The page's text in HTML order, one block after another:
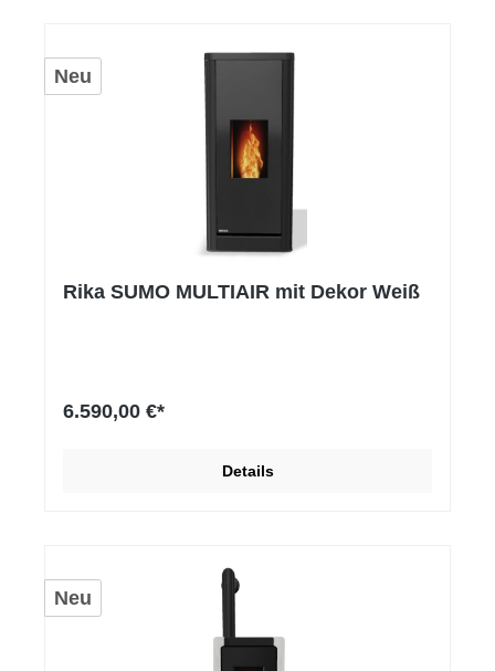
Neu
Rika SUMO MULTIAIR mit Dekor Weiß
6.590,00 €*
Details
Neu